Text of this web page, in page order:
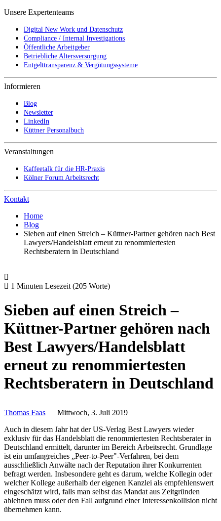
Unsere Expertenteams
Digital New Work und Datenschutz
Compliance / Internal Investigations
Öffentliche Arbeitgeber
Betriebliche Altersversorgung
Entgelttransparenz & Vergütungssysteme
Informieren
Blog
Newsletter
LinkedIn
Küttner Personalbuch
Veranstaltungen
Kaffeetalk für die HR-Praxis
Kölner Forum Arbeitsrecht
Kontakt
Home
Blog
Sieben auf einen Streich – Küttner-Partner gehören nach Best
Lawyers/Handelsblatt erneut zu renommiertesten
Rechtsberatern in Deutschland
1 Minuten Lesezeit (205 Worte)
Sieben auf einen Streich –
Küttner-Partner gehören nach
Best Lawyers/Handelsblatt
erneut zu renommiertesten
Rechtsberatern in Deutschland
Thomas Faas
Mittwoch, 3. Juli 2019
Auch in diesem Jahr hat der US-Verlag Best Lawyers wieder
exklusiv für das Handelsblatt die renommiertesten Rechtsberater in
Deutschland ermittelt, darunter im Bereich Arbeitsrecht. Grundlage
ist ein umfangreiches „Peer-to-Peer"-Verfahren, bei dem
ausschließlich Anwälte nach der Reputation ihrer Konkurrenten
befragt werden. Insbesondere geht es darum, welche Kollegin oder
welcher Kollege außerhalb der eigenen Kanzlei als empfehlenswert
eingeschätzt wird, falls man selbst das Mandat aus Zeitgründen
ablehnen muss oder den Fall aufgrund einer Interessenkollision nicht
übernehmen kann.